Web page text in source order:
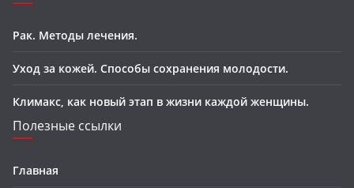
Рак. Методы лечения.
Уход за кожей. Способы сохранения молодости.
Климакс, как новый этап в жизни каждой женщины.
Полезные ссылки
Главная